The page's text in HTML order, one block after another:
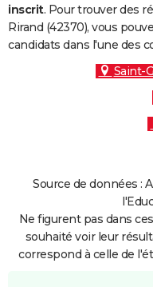
S'inscrire
Se connecter
Lycées
Collèges
Primaires
Universités
Entreprises
Service militaire
Avis de recherche
AVIS DE DÉCÈS
FORUM
inscrit. Pour trouver des
Rirand (42370), vous
candidats dans l'une des
Saint-
Source de données :
Ne figurent pas dans
souhaité voir leur
correspond à celle de